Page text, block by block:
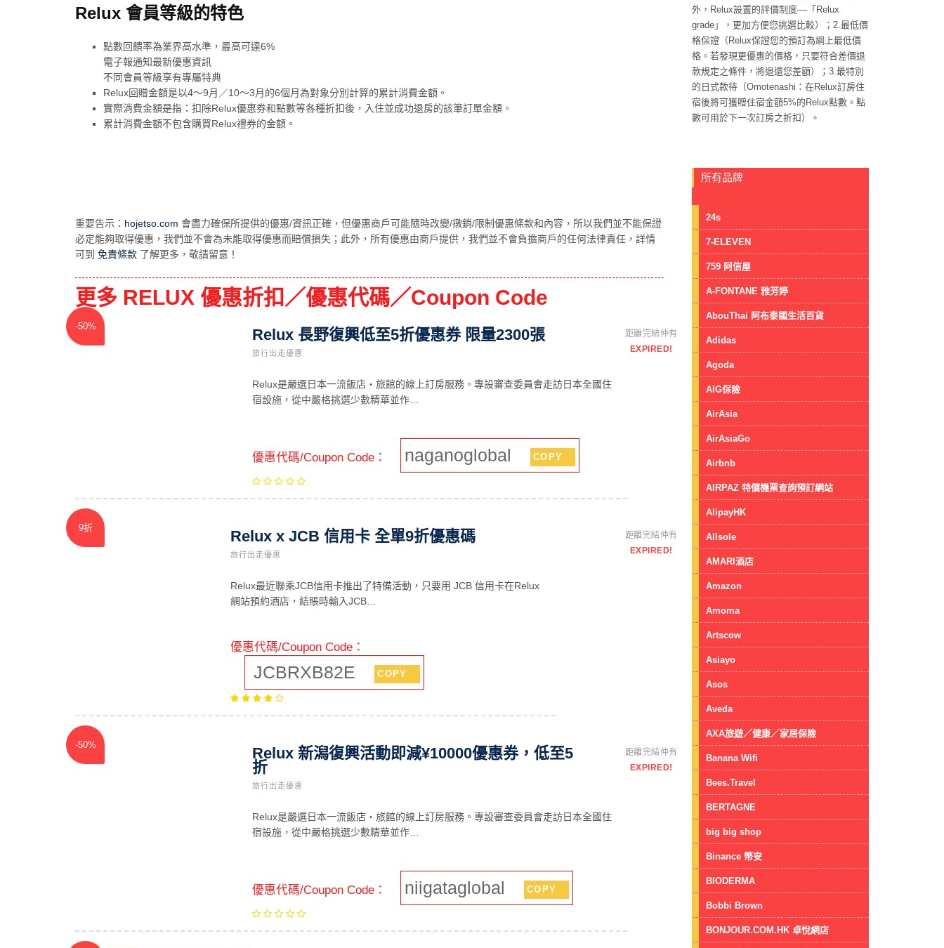
Relux 會員等級的特色
點數回饋率為業界高水準，最高可達6%
電子報通知最新優惠資訊
不同會員等級享有專屬特典
Relux回贈金額是以4〜9月／10〜3月的6個月為對象分別計算的累計消費金額。
實際消費金額是指：扣除Relux優惠券和點數等各種折扣後，入住並成功退房的該筆訂單金額。
累計消費金額不包含購買Relux禮券的金額。
重要告示： hojetso.com 會盡力確保所提供的優惠/資訊正確，但優惠商戶可能隨時改變/撴銷/限制優惠條款和內容，所以我們並不能保證
必定能夠取得優惠，我們並不會為未能取得優惠而賠償損失；此外，所有優惠由商戶提供，我們並不會負擔商戶的任何法律責任，詳情
可到 免責條款 了解更多，敬請留意！
更多 RELUX 優惠折扣／優惠代碼／Coupon Code
-50% Relux 長野復興低至5折優惠券 限量2300張
旅行出走優惠
Relux是嚴選日本一流飯店・旅館的線上訂房服務。專設審查委員會走訪日本全國住
宿設施，從中嚴格挑選少數精華並作…
優惠代碼/Coupon Code： naganoglobal COPY
距離完結仲有
EXPIRED!
9折 Relux x JCB 信用卡 全單9折優惠碼
旅行出走優惠
Relux最近聯乘JCB信用卡推出了特備活動，只要用 JCB 信用卡在Relux
網站預約酒店，結賬時輸入JCB…
優惠代碼/Coupon Code：
JCBRXB82E COPY
距離完結仲有
EXPIRED!
-50%
Relux 新潟復興活動即減¥10000優惠券，低至5
折
旅行出走優惠
Relux是嚴選日本一流飯店・旅館的線上訂房服務。專設審查委員會走訪日本全國住
宿設施，從中嚴格挑選少數精華並作…
優惠代碼/Coupon Code： niigataglobal COPY
距離完結仲有
EXPIRED!
外，Relux設置的評價制度––「Relux
grade」，更加方便您挑選比較）；2.最低價
格保證（Relux保證您的預訂為網上最低價
格。若發現更優惠的價格，只要符合差價退
款規定之條件，將退還您差額）；3.最特別
的日式款待（Omotenashi：在Relux訂房住
宿後將可獲贈住宿金額5%的Relux點數。點
數可用於下一次訂房之折扣）。
所有品牌
24s
7-ELEVEN
759 阿信屋
A-FONTANE 雅芳婷
AbouThai 阿布泰國生活百貨
Adidas
Agoda
AIG保險
AirAsia
AirAsiaGo
Airbnb
AIRPAZ 特價機票查詢預訂網站
AlipayHK
Allsole
AMARI酒店
Amazon
Amoma
Artscow
Asiayo
Asos
Aveda
AXA旅遊／健康／家居保險
Banana Wifi
Bees.Travel
BERTAGNE
big big shop
Binance 幣安
BIODERMA
Bobbi Brown
BONJOUR.COM.HK 卓悅網店